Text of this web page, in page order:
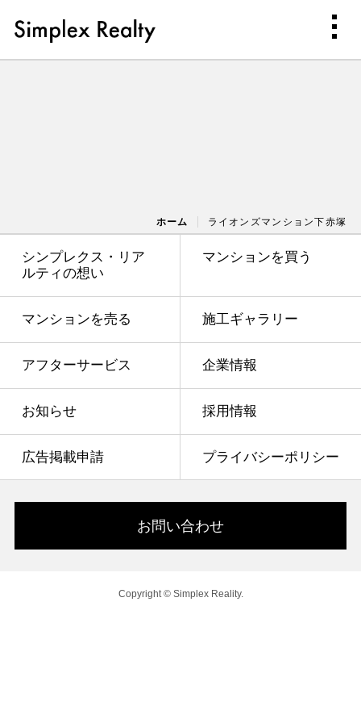
ホーム ライオンズマンション下赤塚
シンプレクス・リア
ルティの想い
マンションを買う
マンションを売る 施工ギャラリー
アフターサービス 企業情報
お知らせ 採用情報
広告掲載申請 プライバシーポリシー
お問い合わせ
Copyright © Simplex Reality.